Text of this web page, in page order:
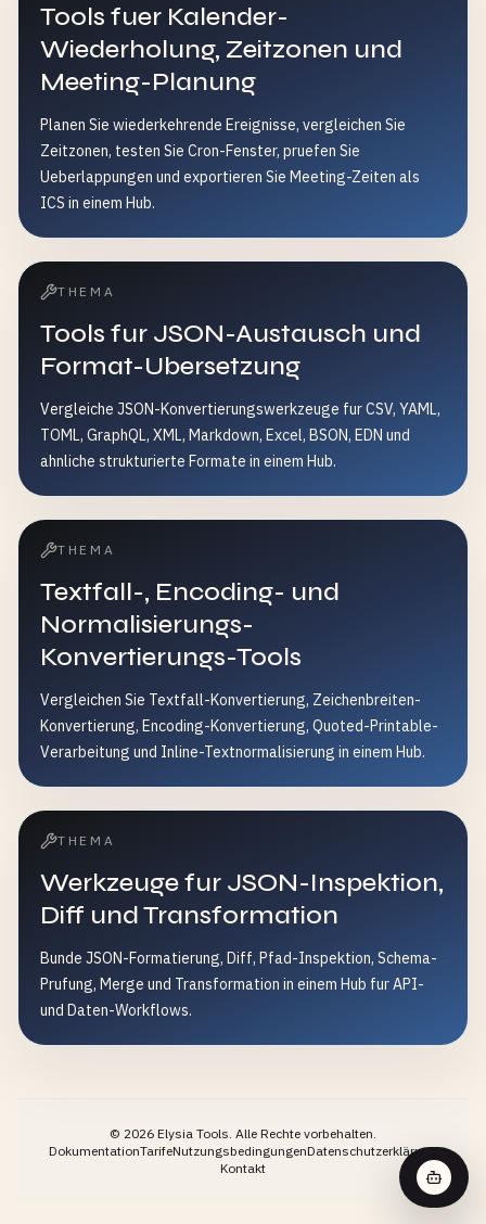
Tools fuer Kalender-
Wiederholung, Zeitzonen und
Meeting-Planung
Planen Sie wiederkehrende Ereignisse, vergleichen Sie
Zeitzonen, testen Sie Cron-Fenster, pruefen Sie
Ueberlappungen und exportieren Sie Meeting-Zeiten als
ICS in einem Hub.
THEMA
Tools fur JSON-Austausch und
Format-Ubersetzung
Vergleiche JSON-Konvertierungswerkzeuge fur CSV, YAML,
TOML, GraphQL, XML, Markdown, Excel, BSON, EDN und
ahnliche strukturierte Formate in einem Hub.
THEMA
Textfall-, Encoding- und
Normalisierungs-
Konvertierungs-Tools
Vergleichen Sie Textfall-Konvertierung, Zeichenbreiten-
Konvertierung, Encoding-Konvertierung, Quoted-Printable-
Verarbeitung und Inline-Textnormalisierung in einem Hub.
THEMA
Werkzeuge fur JSON-Inspektion,
Diff und Transformation
Bunde JSON-Formatierung, Diff, Pfad-Inspektion, Schema-
Prufung, Merge und Transformation in einem Hub fur API-
und Daten-Workflows.
© 2026 Elysia Tools. Alle Rechte vorbehalten.
DokumentationTarifeNutzungsbedingungenDatenschutzerklärung
Kontakt